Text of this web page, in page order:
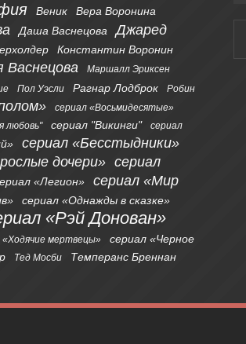
Веник Вера Воронина
Даша Васнецова
Джаред
Константин Воронин
Васнецова Маршалл Эриксен
Пол Уэсли Рагнар Лодброк
Робин
сериал «Восьмидесятые»
любовь" сериал "Викинги"
сериал
сериал «Бесстыдники»
дочери» сериал
«Легион»
сериал «Мир
сериал «Однажды в сказке»
«Рэй Донован»
«Ходячие мертвецы»
сериал «Черное
Тед Мосби Темперанс Бреннан